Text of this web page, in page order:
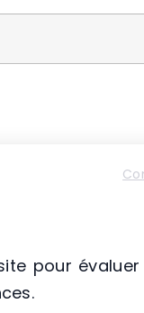
(78) Ile-de-France
large
Ces
sont soumis
pour